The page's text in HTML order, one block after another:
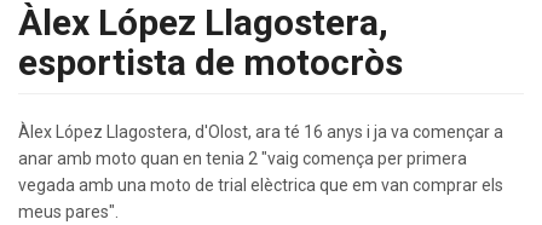
Àlex López Llagostera,
esportista de motocròs
Àlex López Llagostera, d'Olost, ara té 16 anys i ja va començar a
anar amb moto quan en tenia 2 "vaig comença per primera
vegada amb una moto de trial elèctrica que em van comprar els
meus pares".